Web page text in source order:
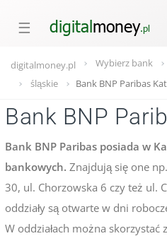
☰
digitalmoney.pl Wybierz bank
śląskie
Bank BNP Paribas
Bank BNP
Bank BNP Paribas posiada w
bankowych. Znajdują się one
30, ul. Chorzowska 6 czy też ul.
oddziały są otwarte w dni
W oddziałach można